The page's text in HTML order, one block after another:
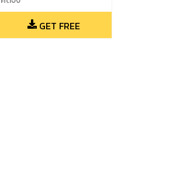
GET FREE